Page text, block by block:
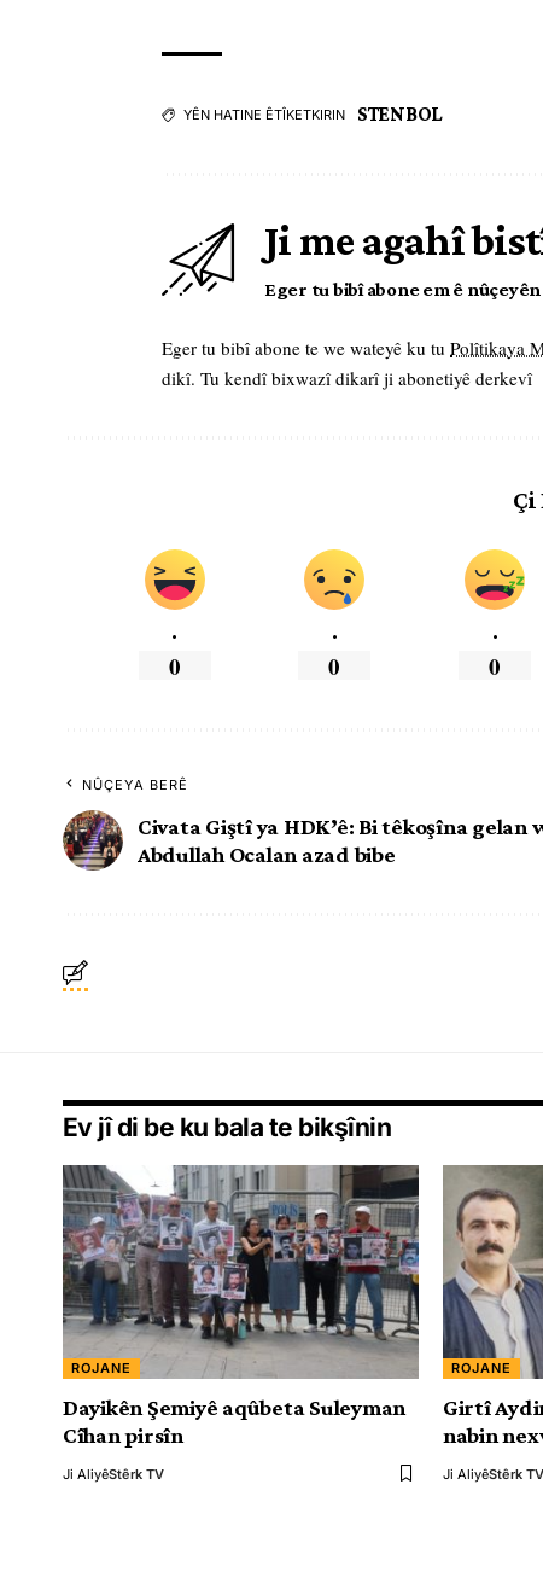
YÊN HATINE ÊTÎKETKIRIN STENBOL
Ji me agahî
Eger tu bibî abone em ê
Eger tu bibî abone te we wateyê ku tu Polîtikaya
dikî. Tu kendî bixwazî dikarî ji abonetiyê derkevî
.
0
.
0
.
0
NÛÇEYA BERÊ
Civata Giştî ya HDK’ê: Bi têkoşîna gelan
Abdullah Ocalan azad bibe
Ev jî di be ku bala te bikşînin
ROJANE
Dayikên Şemiyê aqûbeta Suleyman
Cîhan pirsîn
Ji AliyêStêrk TV
ROJANE
Girtî
nabin
Ji AliyêStêrk TV